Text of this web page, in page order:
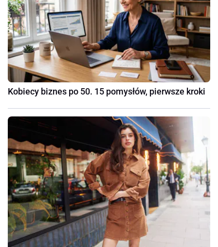
Kobiecy biznes po 50. 15 pomysłów, pierwsze kroki